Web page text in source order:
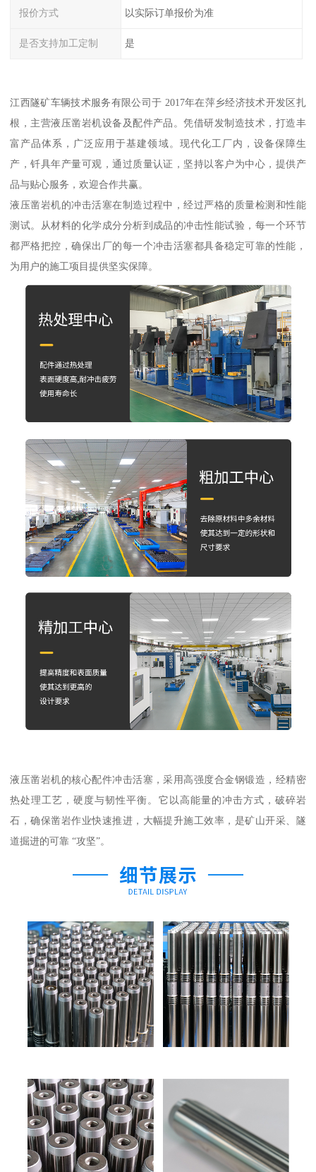
报价方式 以实际订单报价为准
是否支持加工定制 是
江西隧矿车辆技术服务有限公司于 2017年在萍乡经济技术开发区扎
根，主营液压凿岩机设备及配件产品。凭借研发制造技术，打造丰
富产品体系，广泛应用于基建领域。现代化工厂内，设备保障生
产，钎具年产量可观，通过质量认证，坚持以客户为中心，提供产
品与贴心服务，欢迎合作共赢。
液压凿岩机的冲击活塞在制造过程中，经过严格的质量检测和性能
测试。从材料的化学成分分析到成品的冲击性能试验，每一个环节
都严格把控，确保出厂的每一个冲击活塞都具备稳定可靠的性能，
为用户的施工项目提供坚实保障。
液压凿岩机的核心配件冲击活塞，采用高强度合金钢锻造，经精密
热处理工艺，硬度与韧性平衡。它以高能量的冲击方式，破碎岩
石，确保凿岩作业快速推进，大幅提升施工效率，是矿山开采、隧
道掘进的可靠 “攻坚”。